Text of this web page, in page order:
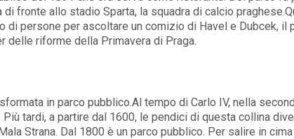
di fronte allo stadio Sparta, la squadra di calcio
di persone per ascoltare un comizio di Havel e Dubcek, il
delle riforme della Primavera di Praga.
in parco pubblico.Al tempo di Carlo IV, nella
tardi, a partire dal 1600, le pendici di questa collina
Strana. Dal 1800 è un parco pubblico. Per salire in